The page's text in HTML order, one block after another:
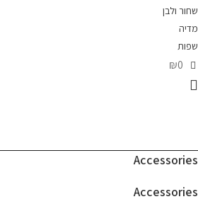
שחור ולבן
מדיה
שפות
₪0
Accessories
Accessories